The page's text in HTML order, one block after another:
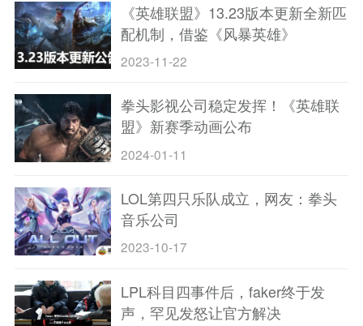
《英雄联盟》13.23版本更新全新匹
配机制，借鉴《风暴英雄》
2023-11-22
拳头影视公司稳定发挥！《英雄联
盟》新赛季动画公布
2024-01-11
LOL第四只乐队成立，网友：拳头
音乐公司
2023-10-17
LPL科目四事件后，faker终于发
声，罕见发怒让官方解决